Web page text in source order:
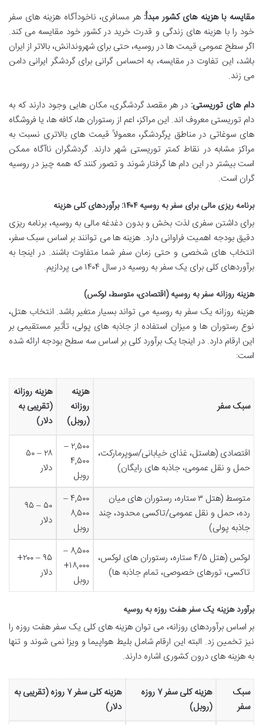
مقایسه با هزینه های کشور مبدأ: هر مسافری، ناخودآگاه هزینه های سفر
خود را با هزینه های زندگی و قدرت خرید در کشور خود مقایسه می کند.
اگر سطح عمومی قیمت ها در روسیه، حتی برای شهروندانش، بالاتر از ایران
باشد، این تفاوت در مقایسه، به احساس گرانی برای گردشگر ایرانی دامن
می زند.
دام های توریستی: در هر مقصد گردشگری، مکان هایی وجود دارند که به
دام توریستی معروف اند. این مراکز، اعم از رستوران ها، کافه ها، یا فروشگاه
های سوغاتی در مناطق پرگردشگر، معمولاً قیمت های بالاتری نسبت به
مراکز مشابه در نقاط کمتر توریستی شهر دارند. گردشگران ناآگاه ممکن
است بیشتر در این دام ها گرفتار شوند و تصور کنند که همه چیز در روسیه
گران است.
برنامه ریزی مالی برای سفر به روسیه ۱۴۰۴: برآوردهای کلی هزینه
برای داشتن سفری لذت بخش و بدون دغدغه مالی به روسیه، برنامه ریزی
دقیق بودجه اهمیت فراوانی دارد. هزینه ها می توانند بر اساس سبک سفر،
انتخاب های شخصی و حتی زمان سفر شما متفاوت باشند. در اینجا به
برآوردهای کلی برای یک سفر به روسیه در سال ۱۴۰۴ می پردازیم.
هزینه روزانه سفر به روسیه (اقتصادی، متوسط، لوکس)
هزینه روزانه یک سفر به روسیه می تواند بسیار متغیر باشد. انتخاب هتل،
نوع رستوران ها و میزان استفاده از جاذبه های پولی، تأثیر مستقیمی بر
این ارقام دارد. در اینجا یک برآورد کلی بر اساس سه سطح بودجه ارائه شده
است:
سبک سفر
هزینه
روزانه
(روبل)
هزینه روزانه
(تقریبی به
دلار)
اقتصادی (هاستل، غذای خیابانی/سوپرمارکت،
حمل و نقل عمومی، جاذبه های رایگان)
۲,۵۰۰ –
۴,۵۰۰
روبل
۲۸ – ۵۰
دلار
متوسط (هتل ۳ ستاره، رستوران های میان
رده، حمل و نقل عمومی/تاکسی محدود، چند
جاذبه پولی)
۴,۵۰۰ –
۸,۵۰۰
روبل
۵۰ – ۹۵
دلار
لوکس (هتل ۴/۵ ستاره، رستوران های لوکس،
تاکسی، تورهای خصوصی، تمام جاذبه ها)
۸,۵۰۰ –
۱۸,۰۰۰+
روبل
۹۵ – ۲۰۰+
دلار
برآورد هزینه یک سفر هفت روزه به روسیه
بر اساس برآوردهای روزانه، می توان هزینه های کلی یک سفر هفت روزه را
نیز تخمین زد. البته این ارقام شامل بلیط هواپیما و ویزا نمی شوند و تنها
به هزینه های درون کشوری اشاره دارند.
سبک
سفر
هزینه کلی سفر ۷ روزه
(روبل)
هزینه کلی سفر ۷ روزه (تقریبی به
دلار)